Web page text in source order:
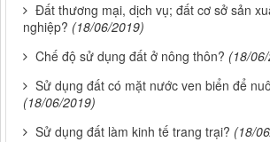
Đất thương mại, dịch vụ; đất cơ sở sản
nghiệp? (18/06/2019)
Chế độ sử dụng đất ở nông thôn? (18/
Sử dụng đất có mặt nước ven biển để
(18/06/2019)
Sử dụng đất làm kinh tế trang trại? (18/